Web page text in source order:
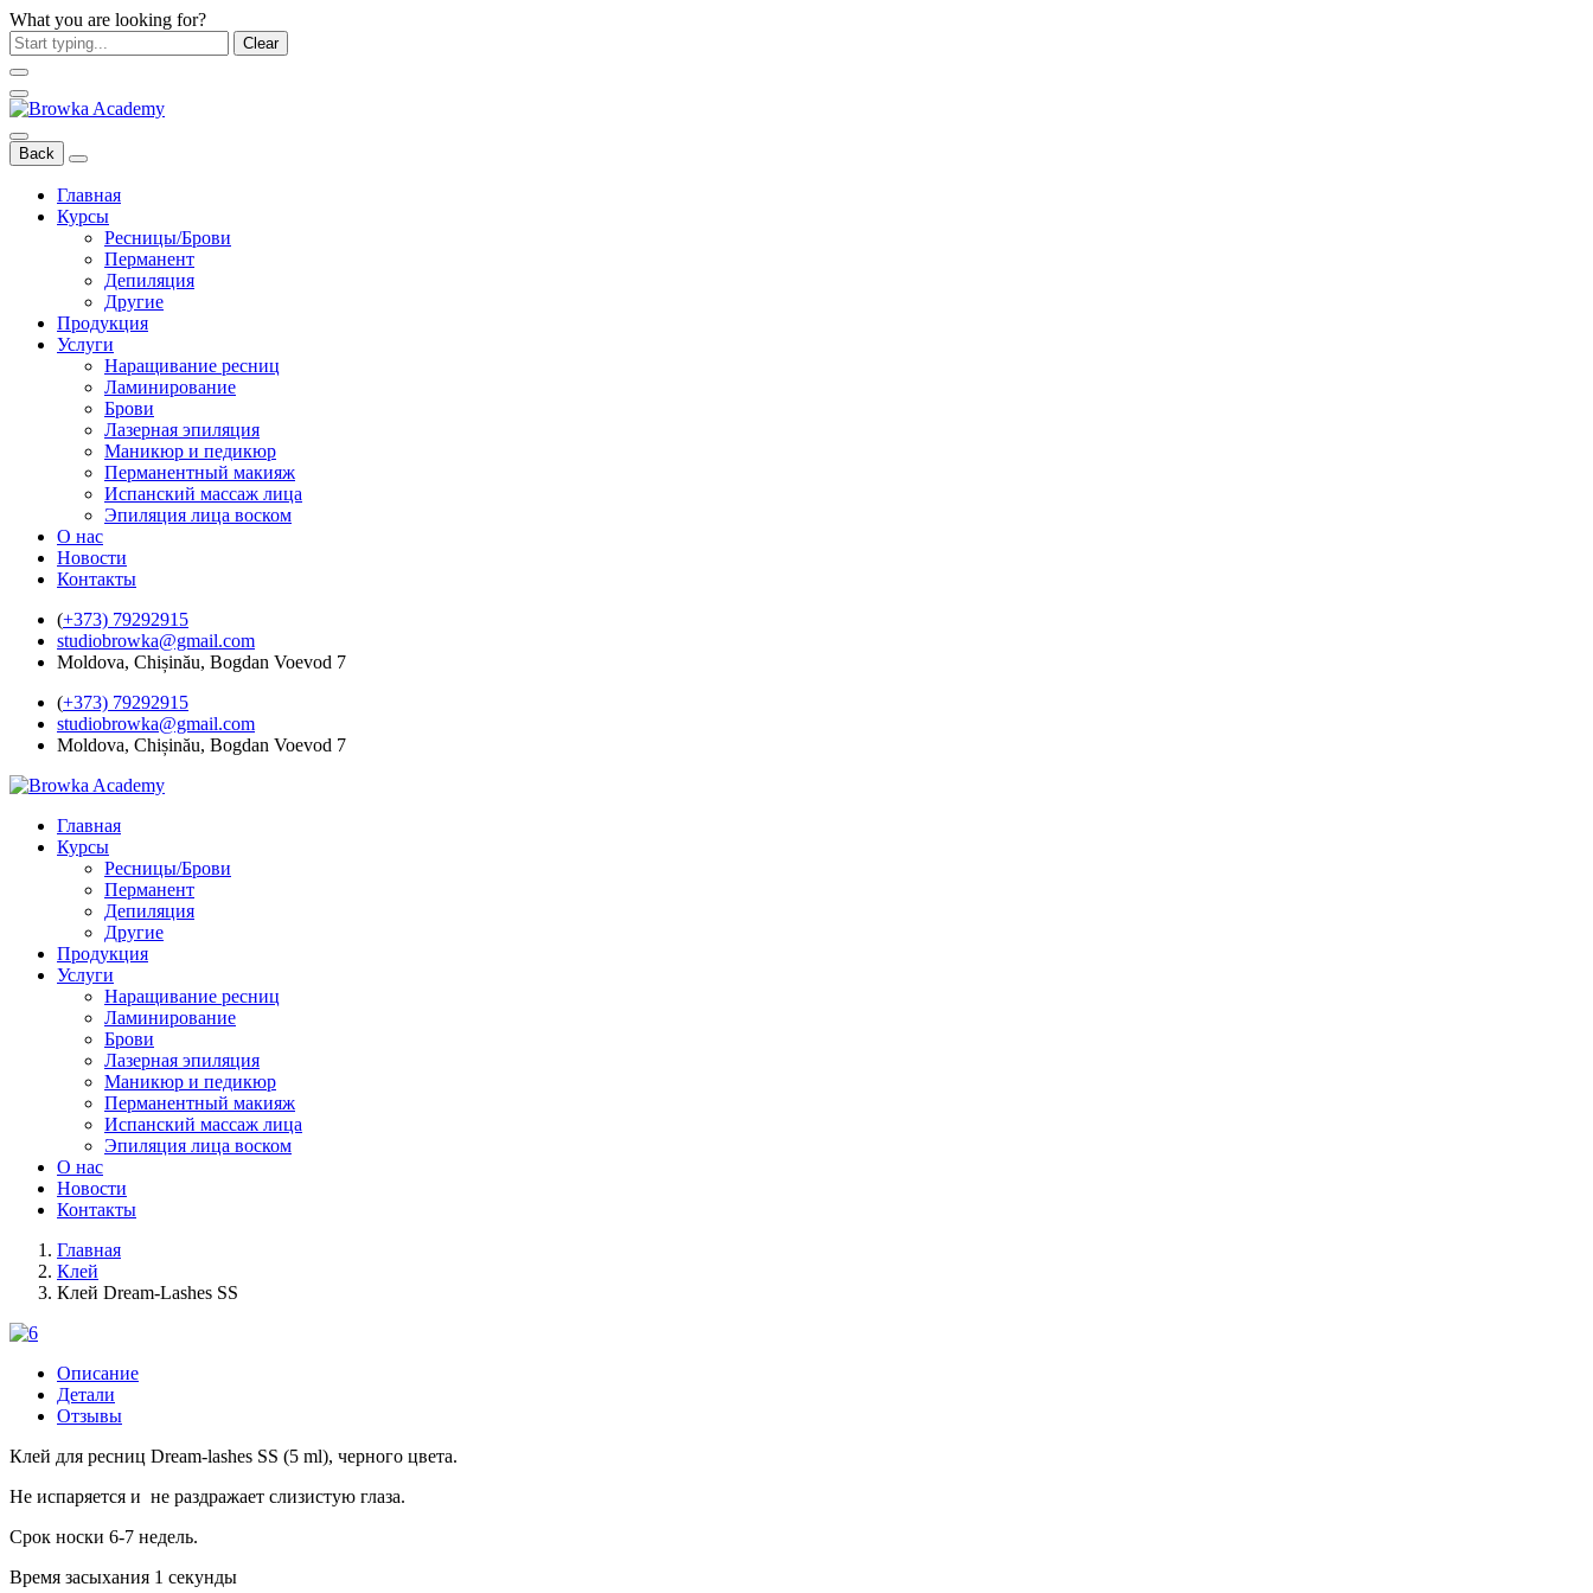
What you are looking for?
Clear
Back
Главная
Курсы
Ресницы/Брови
Перманент
Депиляция
Другие
Продукция
Услуги
Наращивание ресниц
Ламинирование
Брови
Лазерная эпиляция
Маникюр и педикюр
Перманентный макияж
Испанский массаж лица
Эпиляция лица воском
О нас
Новости
Контакты
(+373) 79292915
studiobrowka@gmail.com
Moldova, Chișinău, Bogdan Voevod 7
(+373) 79292915
studiobrowka@gmail.com
Moldova, Chișinău, Bogdan Voevod 7
Главная
Курсы
Ресницы/Брови
Перманент
Депиляция
Другие
Продукция
Услуги
Наращивание ресниц
Ламинирование
Брови
Лазерная эпиляция
Маникюр и педикюр
Перманентный макияж
Испанский массаж лица
Эпиляция лица воском
О нас
Новости
Контакты
Главная
Клей
Клей Dream-Lashes SS
Описание
Детали
Отзывы
Клей для ресниц Dream-lashes SS (5 ml), черного цвета.
Не испаряется и не раздражает слизистую глаза.
Срок носки 6-7 недель.
Время засыхания 1 секунды